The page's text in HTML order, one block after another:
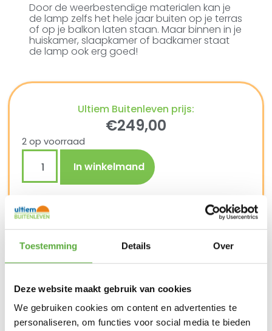
Toestemming Details Over
Deze website maakt gebruik van cookies
We gebruiken cookies om content en advertenties te
personaliseren, om functies voor social media te bieden
Door de weerbestendige materialen kan je
de lamp zelfs het hele jaar buiten op je terras
of op je balkon laten staan. Maar binnen in je
huiskamer, slaapkamer of badkamer staat
de lamp ook erg goed!
Ultiem Buitenleven prijs:
€249,00
2 op voorraad
In winkelmand
Gratis verzending vanaf €250,-*
Achteraf betalen mogelijk
Kopersbescherming met Trusted Shops
SKUBUBB6501WH01
Materiaal
Kunstof